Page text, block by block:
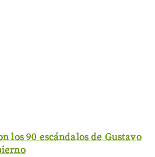
los 90 escándalos de Gustavo